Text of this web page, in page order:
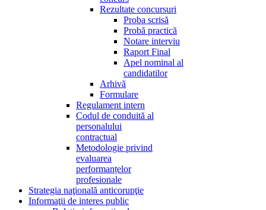
Rezultate concursuri
Proba scrisă
Probă practică
Notare interviu
Raport Final
Apel nominal al
candidatilor
Arhivă
Formulare
Regulament intern
Codul de conduită al
personalului
contractual
Metodologie privind
evaluarea
performanțelor
profesionale
Strategia naţională anticorupţie
Informaţii de interes public